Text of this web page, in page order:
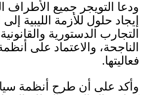
ودعا التويجر جميع الأطراف
إيجاد حلول للأزمة الليبية
التجارب الدستورية
الناجحة، والاعتماد على
فعاليتها.
وأكد على أن طرح أنظمة